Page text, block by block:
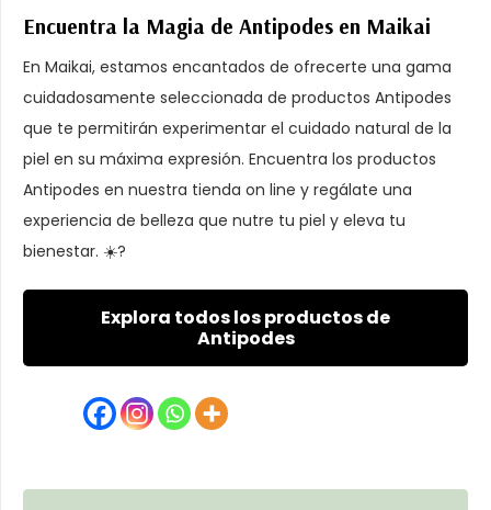
Encuentra la Magia de Antipodes en Maikai
En Maikai, estamos encantados de ofrecerte una gama
cuidadosamente seleccionada de productos Antipodes
que te permitirán experimentar el cuidado natural de la
piel en su máxima expresión. Encuentra los productos
Antipodes en nuestra tienda on line y regálate una
experiencia de belleza que nutre tu piel y eleva tu
bienestar. ☀️?
Explora todos los productos de
Antipodes